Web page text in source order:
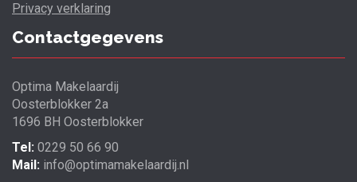
Privacy verklaring
Contactgegevens
Optima Makelaardij
Oosterblokker 2a
1696 BH Oosterblokker
Tel: 0229 50 66 90
Mail: info@optimamakelaardij.nl